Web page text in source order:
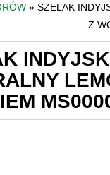
» SZELAK
Z